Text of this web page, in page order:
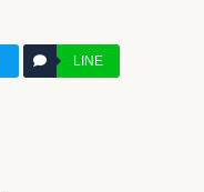
LINE